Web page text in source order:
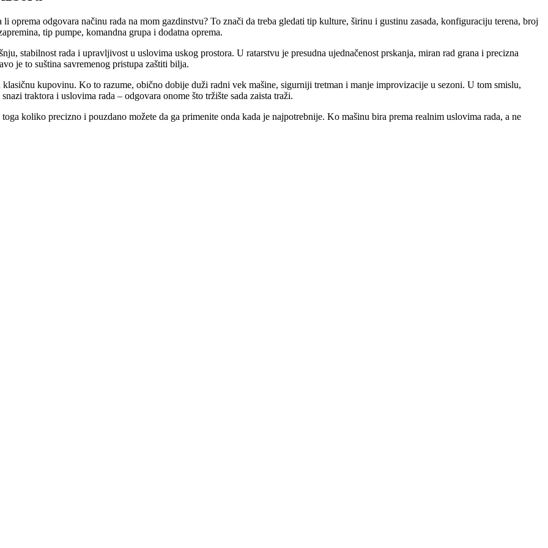
oprema odgovara načinu rada na mom gazdinstvu? To znači da treba gledati tip kulture, širinu i gustinu zasada, konfiguraciju terena, broj
tip pumpe, komandna grupa i dodatna oprema.
stabilnost rada i upravljivost u uslovima uskog prostora. U ratarstvu je presudna ujednačenost prskanja, miran rad grana i precizna
je to suština savremenog pristupa zaštiti bilja.
kupovinu. Ko to razume, obično dobije duži radni vek mašine, sigurniji tretman i manje improvizacije u sezoni. U tom smislu,
traktora i uslovima rada – odgovara onome što tržište sada zaista traži.
koliko precizno i pouzdano možete da ga primenite onda kada je najpotrebnije. Ko mašinu bira prema realnim uslovima rada, a ne